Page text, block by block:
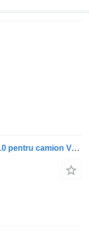
Pompă de ulei D7A285 MEC 140910 pentru camion Volvo A, F 7, FL 7